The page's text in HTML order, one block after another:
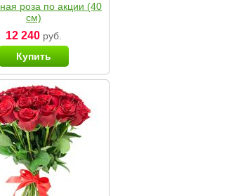
роза по акции (40
см)
12 240 руб.
Купить